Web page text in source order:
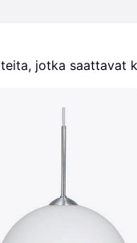
jotka saattavat